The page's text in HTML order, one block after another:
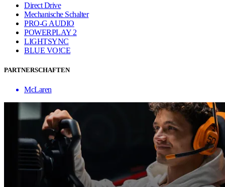
Direct Drive
Mechanische Schalter
PRO-G AUDIO
POWERPLAY 2
LIGHTSYNC
BLUE VO!CE
PARTNERSCHAFTEN
McLaren